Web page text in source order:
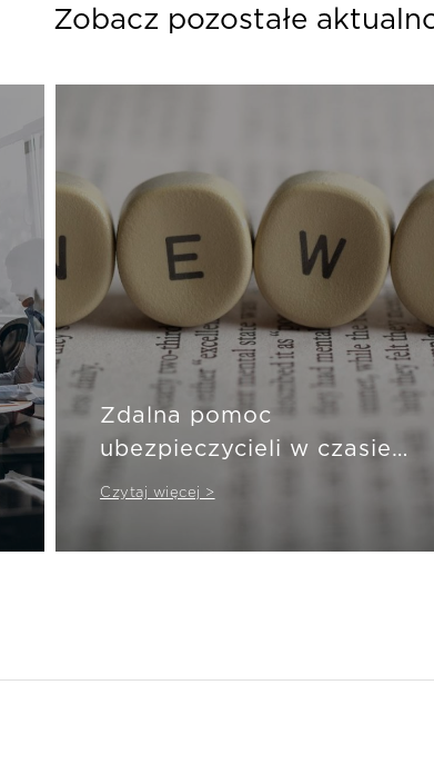
Zobacz pozostałe
Zdalna pomoc
ubezpieczycieli w czasie
pandemii
Czytaj więcej >